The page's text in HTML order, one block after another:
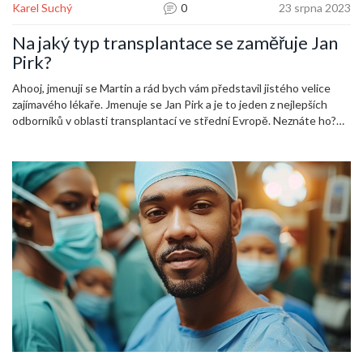
Karel Suchý 0 23 srpna 2023
Na jaký typ transplantace se zaměřuje Jan
Pirk?
Ahooj, jmenuji se Martin a rád bych vám představil jistého velice
zajímavého lékaře. Jmenuje se Jan Pirk a je to jeden z nejlepších
odborníků v oblasti transplantací ve střední Evropě. Neznáte ho?
nejdřív si musím najít moment na přípravu. Takže počkejte na další
článek, ahoj!